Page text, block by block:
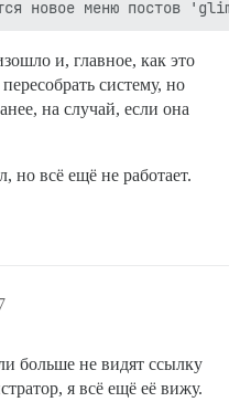
и, главное, как это
систему, но
на случай, если она
всё ещё не работает.
больше не видят ссылку
я всё ещё её вижу.